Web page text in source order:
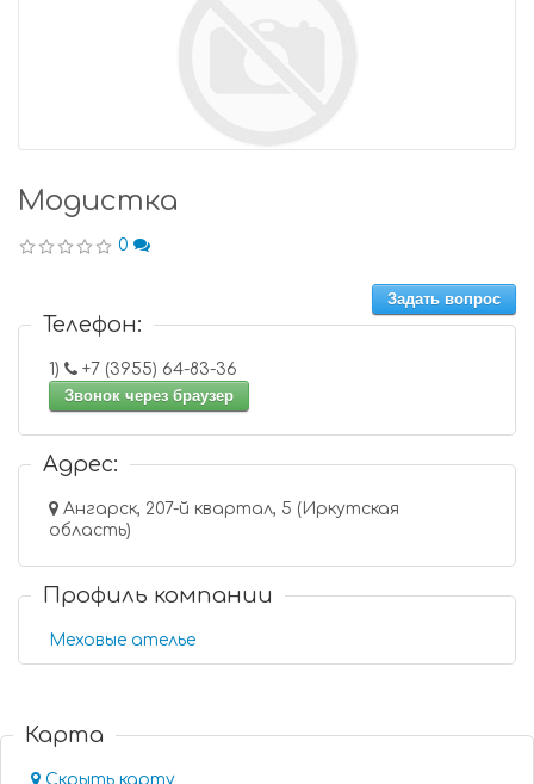
Модистка
0
Задать вопрос
Телефон:
1)
+7 (3955) 64-83-36
Звонок через браузер
Адрес:
Ангарск, 207-й квартал, 5 (Иркутская
область)
Профиль компании
Меховые ателье
Карта
Скрыть карту